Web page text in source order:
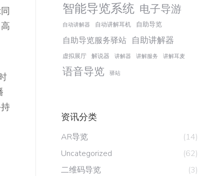
智能导览系统 电子导游
自动讲解器 自动讲解耳机 自助导览
自助导览服务驿站 自助讲解器
虚拟展厅 解说器 讲解器 讲解服务 讲解耳麦
语音导览 驿站
资讯分类
AR导览
(14)
Uncategorized
(62)
二维码导览
(3)